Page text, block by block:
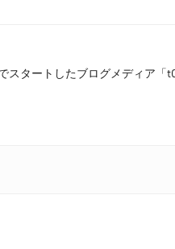
スタートしたブログメディア「